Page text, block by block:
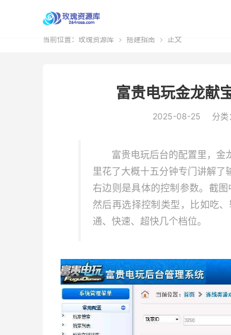
当前位置： 玫瑰资源库  搭建指南  正文
富贵电玩金龙献
2025-08-25 分类：
富贵电玩后台的配置里，金
里花了大概十五分钟专门讲解了
右边则是具体的控制参数。截
然后再选择控制类型，比如吃
通、快速、超快几个档位。